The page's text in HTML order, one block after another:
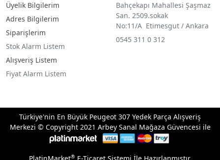
Üyelik Bilgilerim
Adres Bilgilerim
Siparişlerim
Stok Alarm Listem
Alışveriş Listem
Fiyat Alarm Listem
Bahçekapı Mahallesi Şaşmaz
San. 2509.sokak
No:11/A Etimesgut / Ankara
0545 311 0 312
Türkiye'nin En Büyük Peugeot 307 Yedek Parça Alışveriş
Merkezi © Copyright 2021 Arbey Sanal Mağaza Güvencesi ile
®